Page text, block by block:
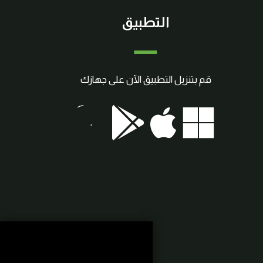
التطبيق
قم بتنزيل التطبيق الآن على جهازك